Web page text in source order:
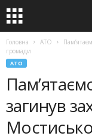
Головна АТО
громади
АТО
загинув